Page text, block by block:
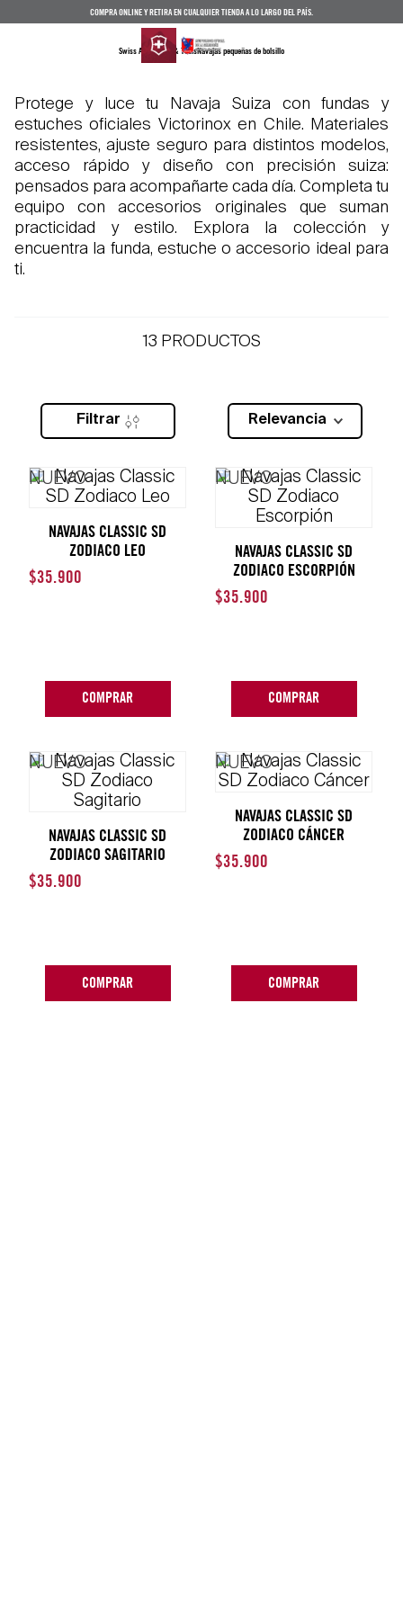
COMPRA ONLINE Y RETIRA EN CUALQUIER TIENDA A LO LARGO DEL PAÍS.
Swiss Army Knife & ToolsNavajas pequeñas de bolsillo
Protege y luce tu Navaja Suiza con fundas y
estuches oficiales Victorinox en Chile. Materiales
resistentes, ajuste seguro para distintos modelos,
acceso rápido y diseño con precisión suiza:
pensados para acompañarte cada día. Completa tu
equipo con accesorios originales que suman
practicidad y estilo. Explora la colección y
encuentra la funda, estuche o accesorio ideal para
ti.
13 PRODUCTOS
Filtrar Relevancia
NUEVO
NAVAJAS CLASSIC SD
ZODIACO LEO
$35.900
COMPRAR
NUEVO
NAVAJAS CLASSIC SD
ZODIACO ESCORPIÓN
$35.900
COMPRAR
NUEVO
NAVAJAS CLASSIC SD
ZODIACO SAGITARIO
$35.900
COMPRAR
NUEVO
NAVAJAS CLASSIC SD
ZODIACO CÁNCER
$35.900
COMPRAR